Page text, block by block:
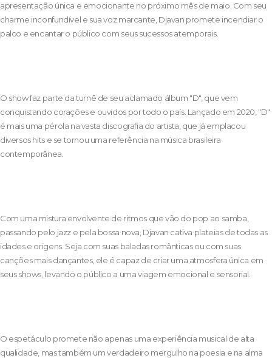
apresentação única e emocionante no próximo mês de maio. Com seu
charme inconfundível e sua voz marcante, Djavan promete incendiar o
palco e encantar o público com seus sucessos atemporais.
O show faz parte da turnê de seu aclamado álbum "D", que vem
conquistando corações e ouvidos por todo o país. Lançado em 2020, "D"
é mais uma pérola na vasta discografia do artista, que já emplacou
diversos hits e se tornou uma referência na música brasileira
contemporânea.
Com uma mistura envolvente de ritmos que vão do pop ao samba,
passando pelo jazz e pela bossa nova, Djavan cativa plateias de todas as
idades e origens. Seja com suas baladas românticas ou com suas
canções mais dançantes, ele é capaz de criar uma atmosfera única em
seus shows, levando o público a uma viagem emocional e sensorial.
O espetáculo promete não apenas uma experiência musical de alta
qualidade, mas também um verdadeiro mergulho na poesia e na alma